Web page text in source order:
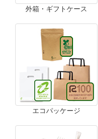
外箱・ギフトケース
エコパッケージ